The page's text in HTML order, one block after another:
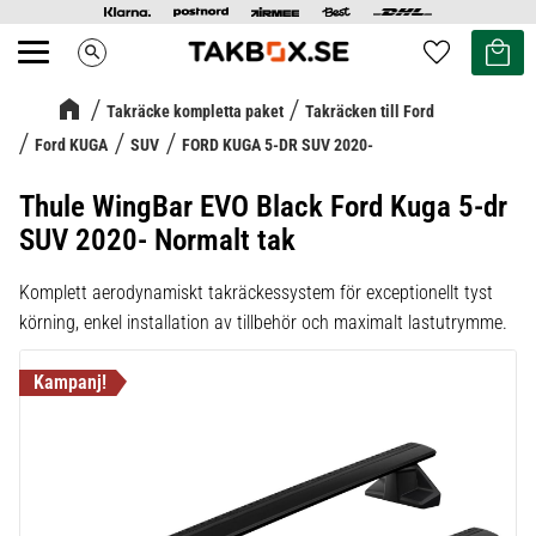
Meny search Favoriter
Kundvagn
Takräcke kompletta paket
Takräcken till Ford
Ford KUGA
SUV FORD KUGA 5-DR SUV 2020-
Thule WingBar EVO Black Ford Kuga 5-dr
SUV 2020- Normalt tak
Komplett aerodynamiskt takräckessystem för exceptionellt tyst
körning, enkel installation av tillbehör och maximalt lastutrymme.